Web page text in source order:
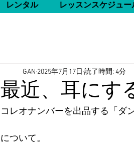
レンタル レッスンスケジュー
最近、耳に
GAN 2025年7月17日 読了時間: 4分
コレオナンバーを出品する「ダ
について。